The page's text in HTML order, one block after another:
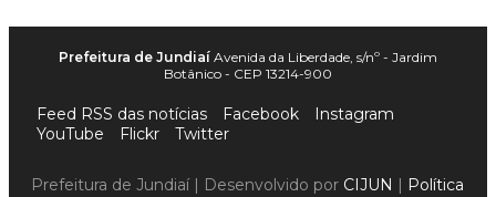
Prefeitura de Jundiaí Avenida da Liberdade, s/nº - Jardim
Botânico - CEP 13214-900
Feed RSS das notícias Facebook
Instagram
YouTube
Flickr Twitter
Prefeitura de Jundiaí | Desenvolvido por CIJUN | Política